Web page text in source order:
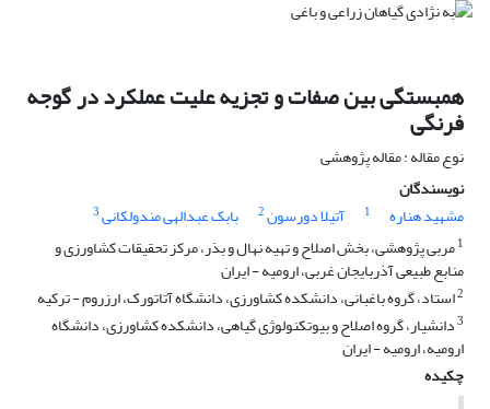
همبستگی بین صفات و تجزیه علیت عملکرد در گوجه
فرنگی
نوع مقاله : مقاله پژوهشی
نویسندگان
مشهید هناره
1 آتیلا دورسون2 بابک عبدالهی مندولکانی3
1مربی پژوهشی، بخش اصلاح و تهیه نهال و بذر، مرکز تحقیقات کشاورزی و
منابع طبیعی آذربایجان غربی، ارومیه - ایران
2استاد، گروه باغبانی، دانشکده کشاورزی، دانشگاه آتاتورک، ارزروم - ترکیه
3دانشیار، گروه اصلاح و بیوتکنولوژی گیاهی، دانشکده کشاورزی، دانشگاه
ارومیه، ارومیه - ایران
چکیده